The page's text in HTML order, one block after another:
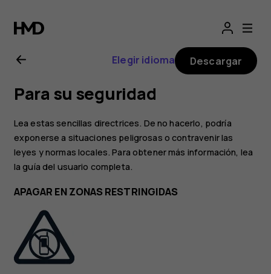
Guía
del
usuario
de
Nokia
G21
Elegir idioma Descargar
Para su seguridad
Lea estas sencillas directrices. De no hacerlo, podría
exponerse a situaciones peligrosas o contravenir las
leyes y normas locales. Para obtener más información, lea
la guía del usuario completa.
APAGAR EN ZONAS RESTRINGIDAS